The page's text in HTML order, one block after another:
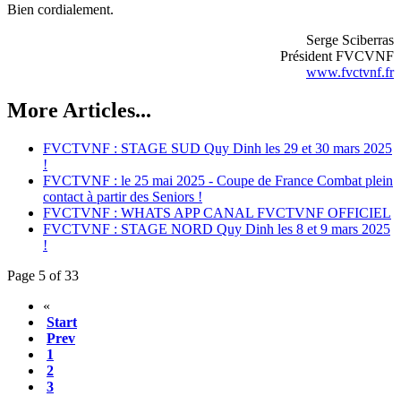
Bien cordialement.
Serge Sciberras
Président FVCVNF
www.fvctvnf.fr
More Articles...
FVCTVNF : STAGE SUD Quy Dinh les 29 et 30 mars 2025
!
FVCTVNF : le 25 mai 2025 - Coupe de France Combat plein
contact à partir des Seniors !
FVCTVNF : WHATS APP CANAL FVCTVNF OFFICIEL
FVCTVNF : STAGE NORD Quy Dinh les 8 et 9 mars 2025
!
Page 5 of 33
«
Start
Prev
1
2
3